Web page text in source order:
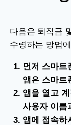
다음은 퇴직금
수령하는 방법
먼저 스마트
앱은 스마트
앱을 열고
사용자 이름
앱에 접속하